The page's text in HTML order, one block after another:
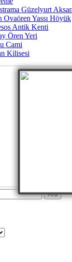
Güzelyurt
Ovaören Yassı Höyük
Antik Kenti
Ören Yeri
Cami
Kilisesi